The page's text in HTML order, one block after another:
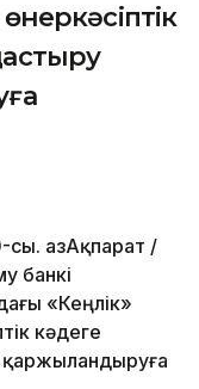
ҚазАқпарат /
банкі
«Кеңлік»
кәдеге